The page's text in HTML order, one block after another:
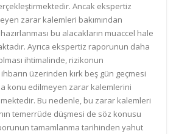
Ancak ekspertiz
zarar kalemleri bakımından
bu alacakların muaccel hale
Ayrıca ekspertiz raporunun daha
ihtimalinde, rizikonun
üzerinden kırk beş gün geçmesi
konu edilmeyen zarar kalemlerini
Bu nedenle, bu zarar kalemleri
temerrüde düşmesi de söz konusu
tamamlanma tarihinden yahut